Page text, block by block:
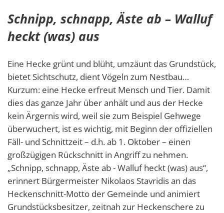
Schnipp, schnapp, Äste ab – Walluf
heckt (was) aus
Eine Hecke grünt und blüht, umzäunt das Grundstück,
bietet Sichtschutz, dient Vögeln zum Nestbau…
Kurzum: eine Hecke erfreut Mensch und Tier. Damit
dies das ganze Jahr über anhält und aus der Hecke
kein Ärgernis wird, weil sie zum Beispiel Gehwege
überwuchert, ist es wichtig, mit Beginn der offiziellen
Fäll- und Schnittzeit – d.h. ab 1. Oktober – einen
großzügigen Rückschnitt in Angriff zu nehmen.
„Schnipp, schnapp, Äste ab - Walluf heckt (was) aus“,
erinnert Bürgermeister Nikolaos Stavridis an das
Heckenschnitt-Motto der Gemeinde und animiert
Grundstücksbesitzer, zeitnah zur Heckenschere zu